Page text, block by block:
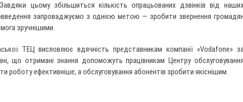
цьому збільшиться кількість опрацьованих дзвінків від наших
запроваджуємо з однією метою — зробити звернення громадян
зручнішими.
ТЕЦ висловлює вдячність представникам компанії «Vodafone»
що отримані знання допоможуть працівникам Центру обслуговування
роботу ефективніше, а обслуговування абонентів зробити якіснішим.